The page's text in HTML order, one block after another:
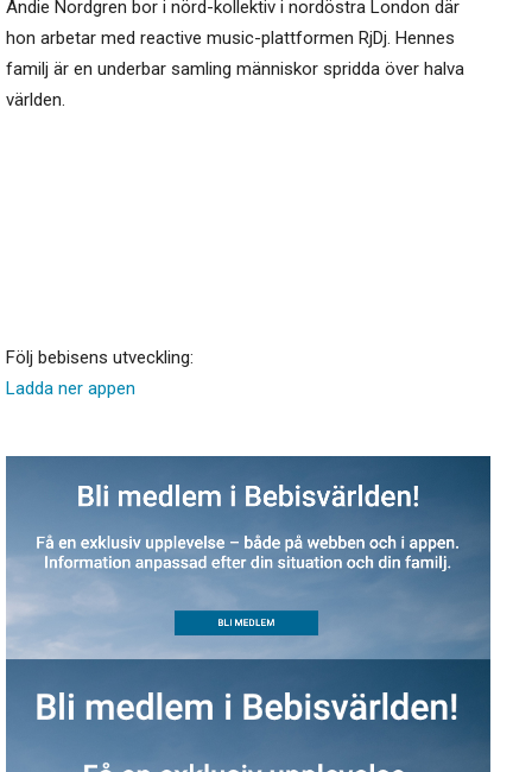
Andie Nordgren bor i nörd-kollektiv i nordöstra London där
hon arbetar med reactive music-plattformen RjDj. Hennes
familj är en underbar samling människor spridda över halva
världen.
Följ bebisens utveckling:
Ladda ner appen